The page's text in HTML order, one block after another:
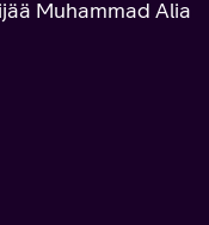
Muhammad Alia